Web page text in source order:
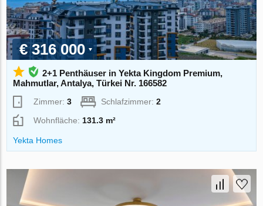
€ 316 000
2+1 Penthäuser in Yekta Kingdom Premium,
Mahmutlar, Antalya, Türkei Nr. 166582
Zimmer:3 Schlafzimmer:2
Wohnfläche: 131.3 m²
Yekta Homes